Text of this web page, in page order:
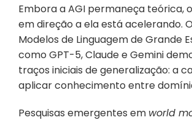
Embora a AGI permaneça teórica,
em direção a ela está acelerando.
Modelos de Linguagem de Grande
como GPT-5, Claude e Gemini
traços iniciais de generalização: a
aplicar conhecimento entre
Pesquisas emergentes em world